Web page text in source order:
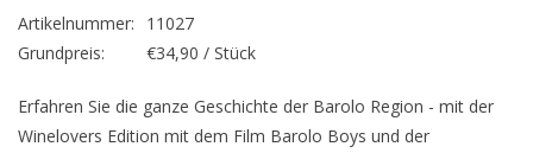
Artikelnummer:
11027
Grundpreis:
€34,90 / Stück
Erfahren Sie die ganze Geschichte der Barolo Region - mit der
Winelovers Edition mit dem Film Barolo Boys und der